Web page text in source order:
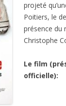
projeté
Poitiers, le
présence du
Christophe
Le film
officielle):